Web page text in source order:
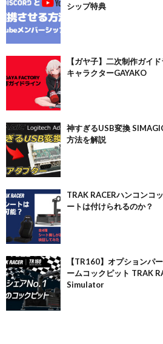
シップ特典
【ガヤ子】二次制作ガイ
キャラクターGAYAKO
神すぎるUSB変換
方法を解説
TRAK RACERハンコンコ
ートは付けられるのか？
【TR160】オプションパ
ームコックピット TRAK
Simulator